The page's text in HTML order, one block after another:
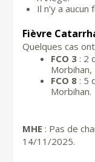
Il n’y a
Fièvre
Quelques cas
FCO 3: 2
Morbihan,
FCO 8: 5
Morbihan.
MHE : Pas de
14/11/2025.